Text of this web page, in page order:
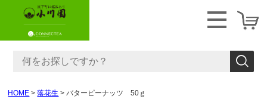
HOME 落花生 バターピーナッツ 50ｇ